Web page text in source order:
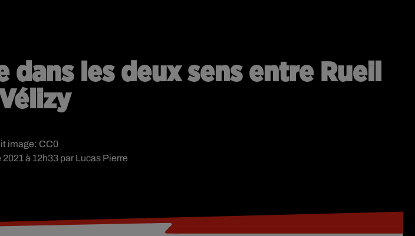
les deux sens entre Rueil
à 12h33 par Lucas Pierre
image: CC0